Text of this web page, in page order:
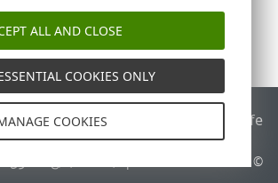
End of Life منتدى ESET
© 1992 - 2026 ESET, spol. s r.o.‎ - جميع الحقوق محفوظة.
ALL AND CLOSE
COOKIES ONLY
COOKIES